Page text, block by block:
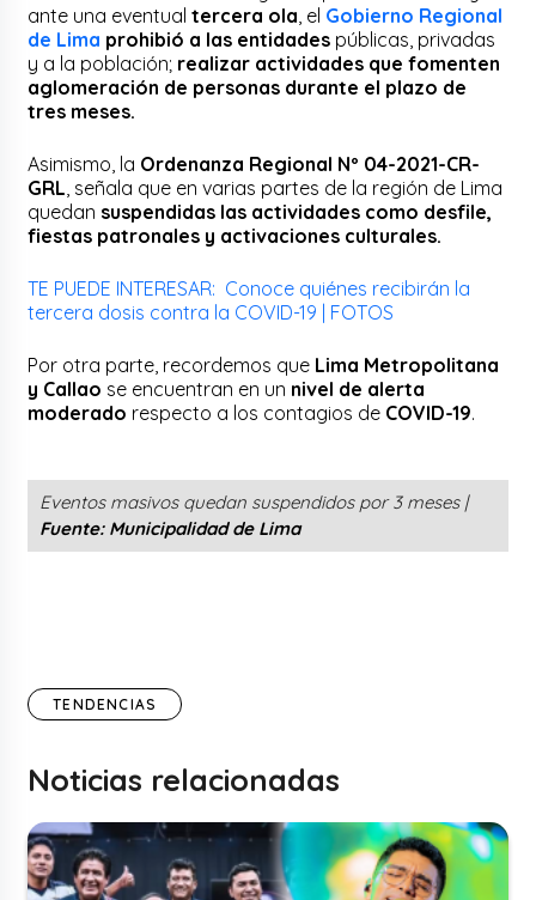
ante una eventualtercera ola , el Gobierno Regional
de Lima prohibió a las entidades públicas, privadas
y a la población; realizar actividades que fomenten
aglomeración de personas durante el plazo de
tres meses.
Asimismo, la Ordenanza Regional Nº 04-2021-CR-
GRL , señala que en varias partes de la región de Lima
quedan suspendidas las actividades como desfile,
fiestas patronales y activaciones culturales.
TE PUEDE INTERESAR: Conoce quiénes recibirán la
tercera dosis contra la COVID-19 | FOTOS
Por otra parte, recordemos que Lima Metropolitana
y Callao se encuentran en un nivel de alerta
moderado respecto a los contagios de COVID-19.
Eventos masivos quedan suspendidos por 3 meses |
Fuente: Municipalidad de Lima
TENDENCIAS
Noticias relacionadas